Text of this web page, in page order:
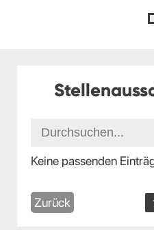
Keine passenden
Zurück